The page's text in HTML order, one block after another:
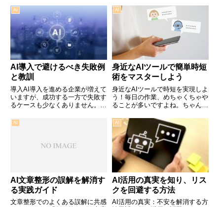
須です。でも、どうやって始めれ
ばいいのか分からない…なんて悩
んだこと、僕にもあります。お気
持ち、よくわかります。今回…
ていますよね。僕自身も、何度か
失敗した経験があります。例え
ば、あるプロジェクトでAIに頼り
すぎて、誤った情報をその…
AI
AI導入で避けるべき失敗例
と教訓
導入AI導入を進める企業が増えて
いますが、成功する一方で失敗す
るケースも少なくありません。本
な失敗例を挙げ、そこから得られ
る教訓を紹介します。
AI
身近なAIツールで簡単時短
術をマスターしよう
身近なAIツールで時短を実現しよ
う！毎日の作業、めちゃくちゃや
ることが多いですよね。ちゃんと
以前は時間が足りない！と悩んで
いました。でも、身近なAIツール
を使い始めてから、劇的に変わり
ました。この記事で…
AI
AI文章整形の誤解を解消す
る実践ガイド
文章整形でのよくある誤解に共感
AI
AI活用の真実を知り、リス
クを回避する方法
AI活用の真実：不安を解消する方